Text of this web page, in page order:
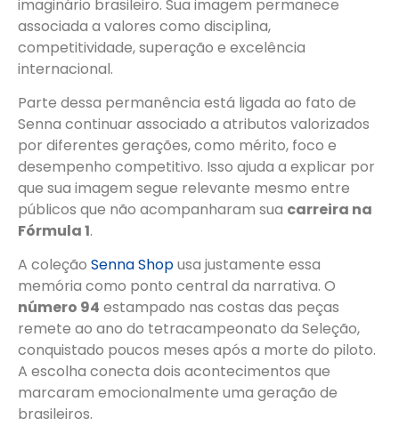
imaginário brasileiro. Sua imagem permanece
associada a valores como disciplina,
competitividade, superação e excelência
internacional.
Parte dessa permanência está ligada ao fato de
Senna continuar associado a atributos valorizados
por diferentes gerações, como mérito, foco e
desempenho competitivo. Isso ajuda a explicar por
que sua imagem segue relevante mesmo entre
públicos que não acompanharam sua carreira na
Fórmula 1.
A coleção Senna Shopusa justamente essa
memória como ponto central da narrativa. O
número 94 estampado nas costas das peças
remete ao ano do tetracampeonato da Seleção,
conquistado poucos meses após a morte do piloto.
A escolha conecta dois acontecimentos que
marcaram emocionalmente uma geração de
brasileiros.